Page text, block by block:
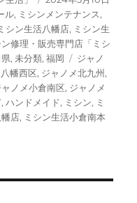
稿
日:
ル, ミシンメンテナンス,
シン生活八幡店, ミシン生
修理・販売専門店「ミシ
県,未分類,福岡
タ
グ
ジャノ
幡西区, ジャノメ北九州,
ャノメ小倉南区, ジャノメ
,ハンドメイド, ミシン, ミ
幡店, ミシン生活小倉南本